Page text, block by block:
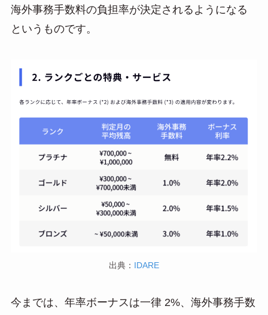
海外事務手数料の負担率が決定されるようになる
というものです。
出典： IDARE
今までは、年率ボーナスは一律 2%、海外事務手数